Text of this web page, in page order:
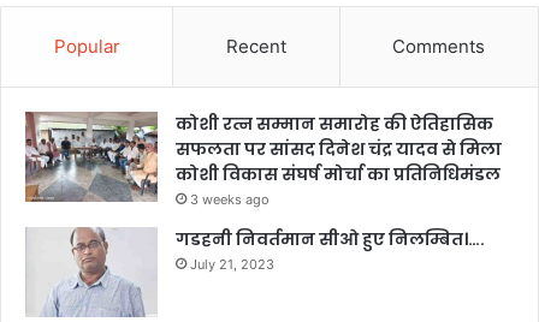
Popular Recent Comments
कोशी रत्न सम्मान समारोह की ऐतिहासिक
सफलता पर सांसद दिनेश चंद्र यादव से मिला
कोशी विकास संघर्ष मोर्चा का प्रतिनिधिमंडल
3 weeks ago
गडहनी निवर्तमान सीओ हुए निलम्बित।….
July 21, 2023